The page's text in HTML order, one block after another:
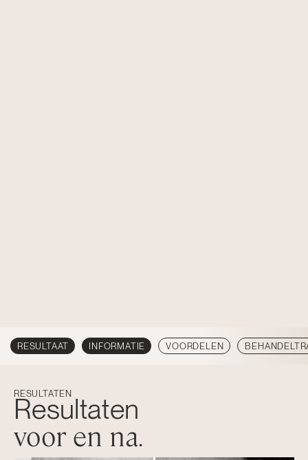
RESULTAAT INFORMATIE VOORDELEN
RESULTATEN
Resultaten
voor en na.